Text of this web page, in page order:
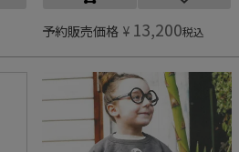
予約販売価格 ¥ 13,200税込